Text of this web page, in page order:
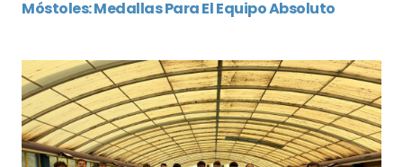
Móstoles: Medallas Para El Equipo Absoluto